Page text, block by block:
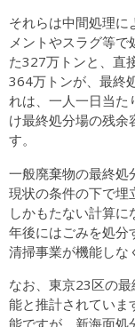
それらは中間処理
メントやスラグ等
た327万トンと、直
364万トンが、最終
れは、一人一日当た
け最終処分場の残余
す。
一般廃棄物の最終処
現状の条件の下で埋
しかもたない計算
年後にはごみを処分
清掃事業が機能しな
なお、東京23区の
能と推計されていま
能ですが、新海面処